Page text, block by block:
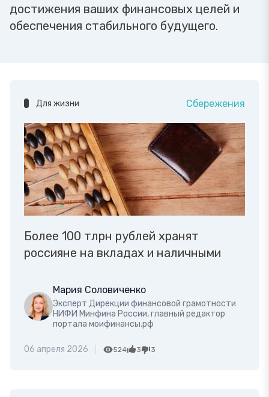
достижения ваших финансовых целей и
обеспечения стабильного будущего.
Для жизни Сбережения
Более 100 тлрн рублей хранят
россияне на вкладах и наличными
Мария Соловиченко
Эксперт Дирекции финансовой грамотности
НИФИ Минфина России, главный редактор
портала моифинансы.рф
06 апреля 2026 524 3 3